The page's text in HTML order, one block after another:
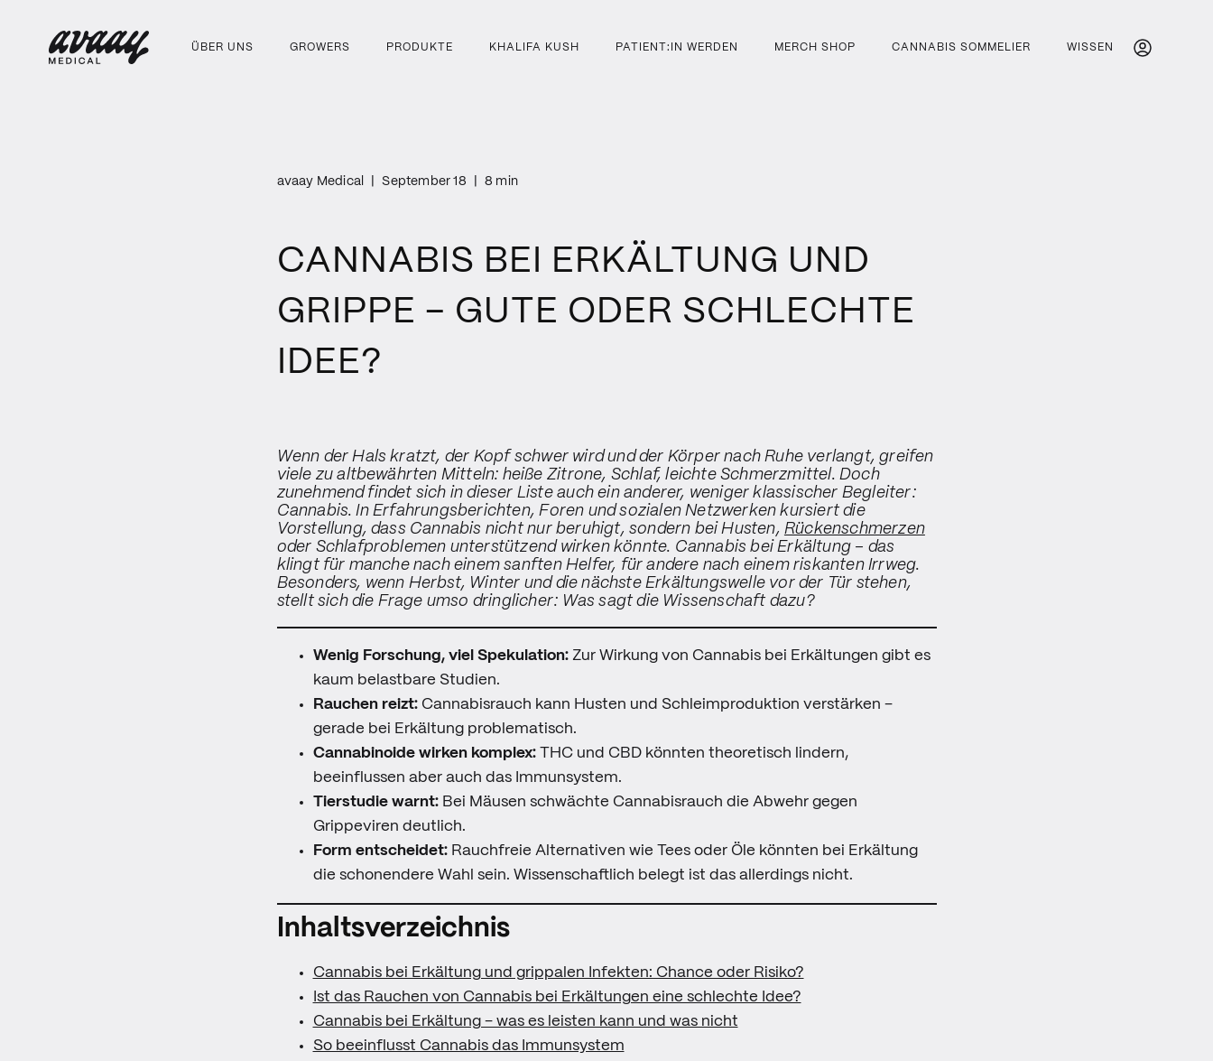
ÜBER UNS GROWERS PRODUKTE KHALIFA KUSH PATIENT:IN WERDEN MERCH SHOP CANNABIS SOMMELIER WISSEN
avaay Medical September 18 8 min
CANNABIS BEI ERKÄLTUNG UND
GRIPPE – GUTE ODER SCHLECHTE
IDEE?
Wenn der Hals kratzt, der Kopf schwer wird und der Körper nach Ruhe verlangt, greifen
viele zu altbewährten Mitteln: heiße Zitrone, Schlaf, leichte Schmerzmittel. Doch
zunehmend findet sich in dieser Liste auch ein anderer, weniger klassischer Begleiter:
Cannabis. In Erfahrungsberichten, Foren und sozialen Netzwerken kursiert die
Vorstellung, dass Cannabis nicht nur beruhigt, sondern bei Husten, Rückenschmerzen
oder Schlafproblemen unterstützend wirken könnte. Cannabis bei Erkältung – das
klingt für manche nach einem sanften Helfer, für andere nach einem riskanten Irrweg.
Besonders, wenn Herbst, Winter und die nächste Erkältungswelle vor der Tür stehen,
stellt sich die Frage umso dringlicher: Was sagt die Wissenschaft dazu?
Wenig Forschung, viel Spekulation:Zur Wirkung von Cannabis bei Erkältungen gibt es
kaum belastbare Studien.
Rauchen reizt:Cannabisrauch kann Husten und Schleimproduktion verstärken –
gerade bei Erkältung problematisch.
Cannabinoide wirken komplex:THC und CBD könnten theoretisch lindern,
beeinflussen aber auch das Immunsystem.
Tierstudie warnt:Bei Mäusen schwächte Cannabisrauch die Abwehr gegen
Grippeviren deutlich.
Form entscheidet:Rauchfreie Alternativen wie Tees oder Öle könnten bei Erkältung
die schonendere Wahl sein. Wissenschaftlich belegt ist das allerdings nicht.
Inhaltsverzeichnis
Cannabis bei Erkältung und grippalen Infekten: Chance oder Risiko?
Ist das Rauchen von Cannabis bei Erkältungen eine schlechte Idee?
Cannabis bei Erkältung – was es leisten kann und was nicht
So beeinflusst Cannabis das Immunsystem